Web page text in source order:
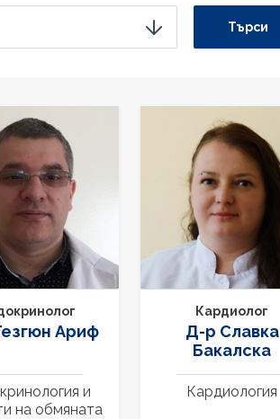
Търси
Ариф
и
на обмяната
Кардиолог
Д-р Славка
Бакалска
Кардиология